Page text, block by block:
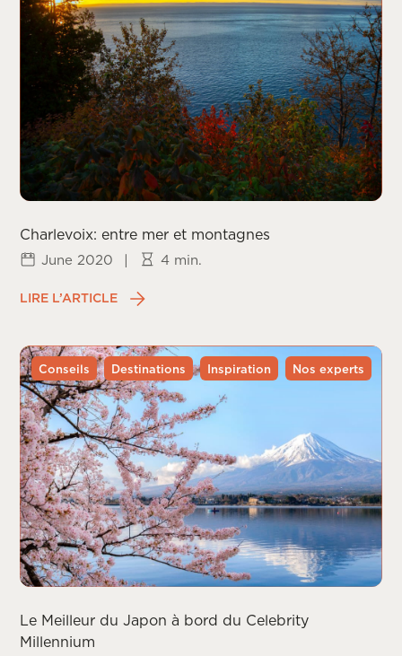
Charlevoix: entre mer et montagnes
June 2020 | 4 min.
LIRE L’ARTICLE
Conseils Destinations Inspiration Nos experts
Le Meilleur du Japon à bord du Celebrity
Millennium